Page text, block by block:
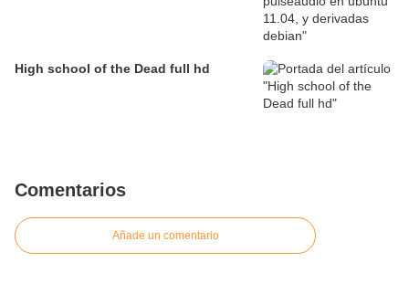
High school of the Dead full hd
Comentarios
Añade un comentario